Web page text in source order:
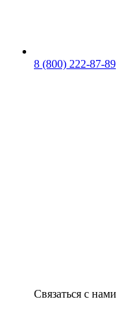
8 (800) 222-87-89
Связаться с нами